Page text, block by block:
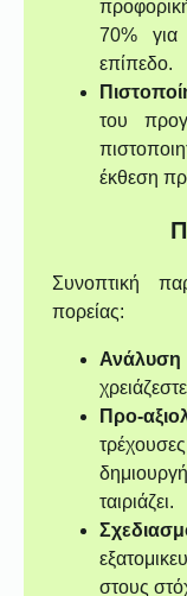
70%
επίπεδο.
του
έκθεση
Συνοπτική
πορείας:
Προ-
ταιριάζει.
στους